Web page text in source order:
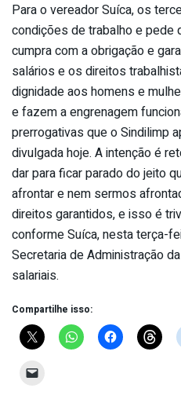
Para o vereador Suíca, os
condições de trabalho e pede
cumpra com a obrigação e
salários e os direitos
dignidade aos homens e
e fazem a engrenagem
prerrogativas que o Sindilimp
divulgada hoje. A intenção é
dar para ficar parado do jeito
afrontar e nem sermos
direitos garantidos, e isso é
conforme Suíca, nesta terça-
Secretaria de Administração
salariais.
Compartilhe isso: